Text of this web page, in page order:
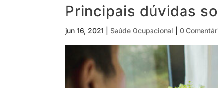
Principais dúvidas
jun 16, 2021 |Saúde Ocupacional |0